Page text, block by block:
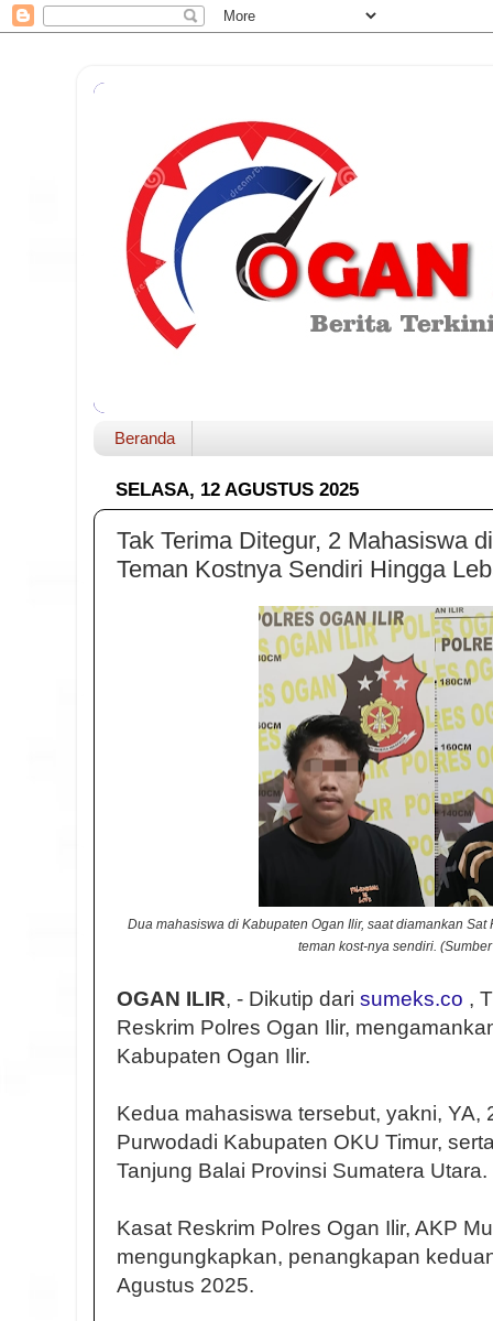
Beranda
SELASA, 12 AGUSTUS 2025
Tak Terima Ditegur, 2 Mahasiswa
Teman Kostnya Sendiri Hingga
Dua mahasiswa di Kabupaten Ogan Ilir, saat diamankan
teman kost-nya sendiri.
OGAN ILIR, - Dikutip dari sumeks.co ,
Reskrim Polres Ogan Ilir,
Kabupaten Ogan Ilir.
Kedua mahasiswa tersebut, yakni, YA,
Purwodadi Kabupaten OKU Timur,
Tanjung Balai Provinsi Sumatera Utara.
Kasat Reskrim Polres Ogan Ilir, AKP
mengungkapkan, penangkapan
Agustus 2025.